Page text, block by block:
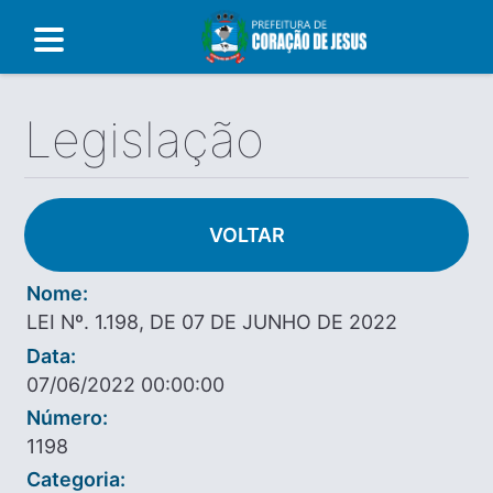
Legislação
VOLTAR
Nome:
LEI Nº. 1.198, DE 07 DE JUNHO DE 2022
Data:
07/06/2022 00:00:00
Número:
1198
Categoria: